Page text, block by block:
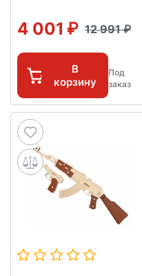
4 001 12 991
В
корзину
Под
заказ